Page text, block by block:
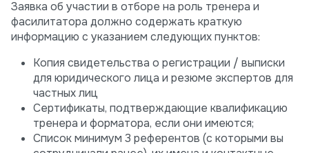
Заявка об участии в отборе на роль тренера и
фасилитатора должно содержать краткую
информацию с указанием следующих пунктов:
Копия свидетельства о регистрации / выписки
для юридического лица и резюме экспертов для
частных лиц
Сертификаты, подтверждающие квалификацию
тренера и форматора, если они имеются;
Список минимум 3 референтов (с которыми вы